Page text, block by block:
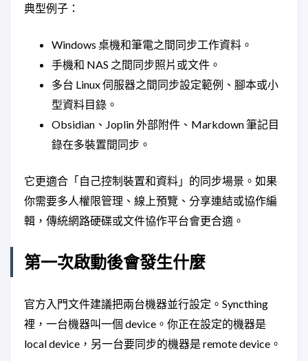
典型例子：
Windows 桌機和筆電之間同步工作資料。
手機和 NAS 之間同步照片或文件。
多台 Linux 伺服器之間同步設定範例、腳本或小
型資料目錄。
Obsidian、Joplin 外部附件、Markdown 筆記目
錄在多裝置間同步。
它更適合「自己控制裝置和資料」的同步場景。如果
你需要多人權限管理、線上預覽、分享連結或協作編
輯，傳統網路硬碟或文件協作平台會更合適。
第一次啟動後會發生什麼
官方入門文件建議把兩台機器並行設定。Syncthing
裡，一台機器叫一個 device。你正在設定的機器是
local device，另一台要同步的機器是 remote device。